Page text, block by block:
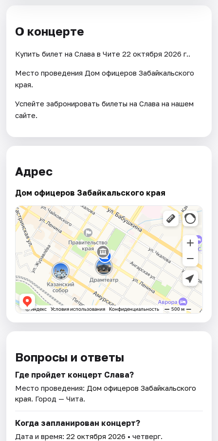
О концерте
Купить билет на Слава в Чите 22 октября 2026 г..
Место проведения Дом офицеров Забайкальского
края.
Успейте забронировать билеты на Слава на нашем
сайте.
Адрес
Дом офицеров Забайкальского края
Вопросы и ответы
Где пройдет концерт Слава?
Место проведения: Дом офицеров Забайкальского
края. Город — Чита.
Когда запланирован концерт?
Дата и время:22 октября 2026 • четверг.